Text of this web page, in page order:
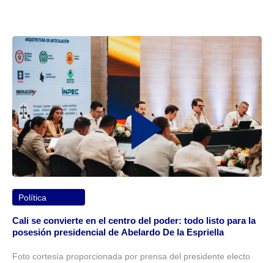
Política
Cali se convierte en el centro del poder: todo listo para la
posesión presidencial de Abelardo De la Espriella
Foto cortesía proporcionada por prensa del presidente electo